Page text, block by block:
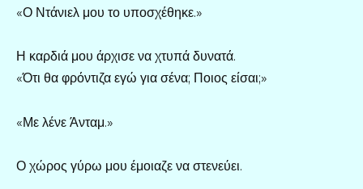
«Ο Ντάνιελ μου το υποσχέθηκε.»
Η καρδιά μου άρχισε να χτυπά δυνατά.
«Ότι θα φρόντιζα εγώ για σένα; Ποιος είσαι;»
«Με λένε Άνταμ.»
Ο χώρος γύρω μου έμοιαζε να στενεύει.